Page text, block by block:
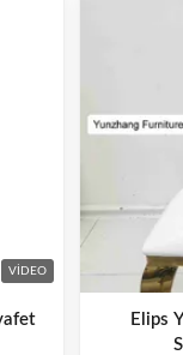
VIDEO
Elips